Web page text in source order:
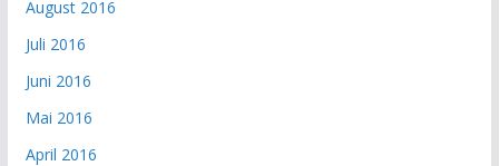
August 2016
Juli 2016
Juni 2016
Mai 2016
April 2016